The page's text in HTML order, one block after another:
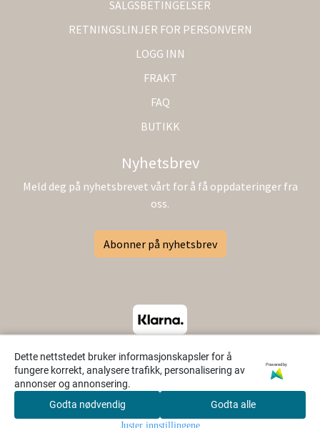
Dette nettstedet bruker informasjonskapsler for å
fungere korrekt, analysere trafikk, personalisering av
annonser og annonsering.
Powered by
Godta nødvendig Godta alle
Juster innstillingene
SALGSBETINGELSER
RETNINGSLINJER FOR PERSONVERN
LOGG INN
FRAKT
FAQ
BUTIKK
Nyhetsbrev
Meld deg på nyhetsbrevet vårt for å få oppdateringer fra
oss.
Abonner på nyhetsbrev